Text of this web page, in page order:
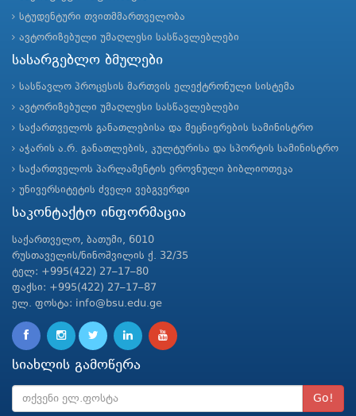
სტუდენტური თვითმმართველობა
ავტორიზებული უმაღლესი სასწავლებლები
სასარგებლო ბმულები
სასწავლო პროცესის მართვის ელექტრონული სისტემა
ავტორიზებული უმაღლესი სასწავლებლები
საქართველოს განათლებისა და მეცნიერების სამინისტრო
აჭარის ა.რ. განათლების, კულტურისა და სპორტის სამინისტრო
საქართველოს პარლამენტის ეროვნული ბიბლიოთეკა
უნივერსიტეტის ძველი ვებგვერდი
საკონტაქტო ინფორმაცია
საქართველო, ბათუმი, 6010
რუსთაველის/ნინოშვილის ქ. 32/35
ტელ: +995(422) 27–17–80
ფაქსი: +995(422) 27–17–87
ელ. ფოსტა: info@bsu.edu.ge
სიახლის გამოწერა
Go!